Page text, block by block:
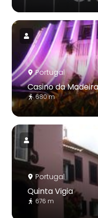
Portugal
Casino da Madeira
680 m
Portugal
Quinta Vigia
676 m